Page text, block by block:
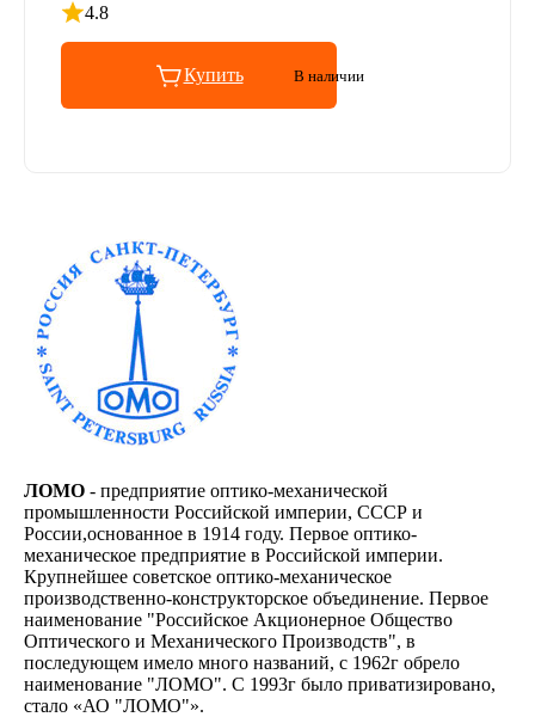
4.8
Рейтинг 4.8 из 5
Купить В наличии
ЛОМО - предприятие оптико-механической
промышленности Российской империи, СССР и
России,основанное в 1914 году. Первое оптико-
механическое предприятие в Российской империи.
Крупнейшее советское оптико-механическое
производственно-конструкторское объединение. Первое
наименование "Российское Акционерное Общество
Оптического и Механического Производств", в
последующем имело много названий, с 1962г обрело
наименование "ЛОМО". С 1993г было приватизировано,
стало «АО "ЛОМО"».